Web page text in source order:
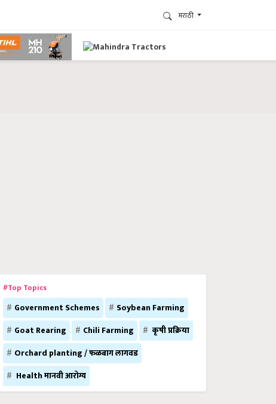
मराठी
#Top Topics
Government Schemes
Soybean Farming
Goat Rearing
Chili Farming
कृषी प्रक्रिया
Orchard planting / फळबाग लागवड
Health मानवी आरोग्य